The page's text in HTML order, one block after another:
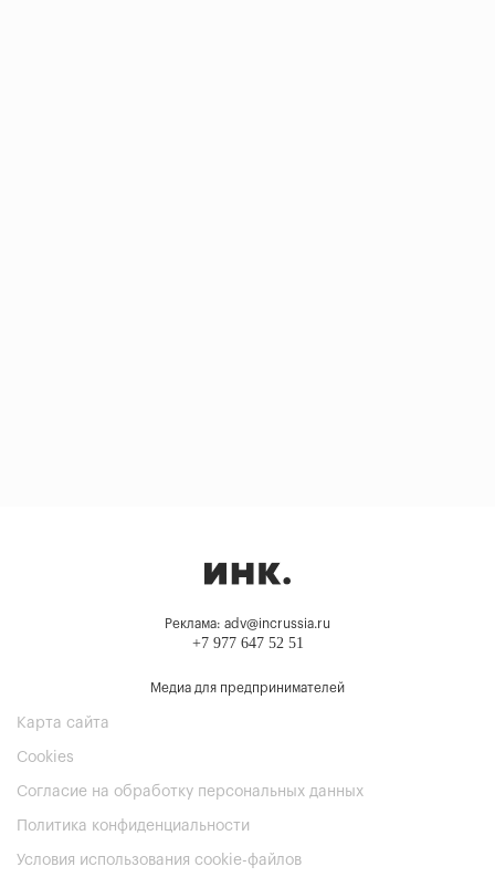
Реклама: adv@incrussia.ru
+7 977 647 52 51
Медиа для предпринимателей
Карта сайта
Cookies
Согласие на обработку персональных данных
Политика конфиденциальности
Условия использования cookie-файлов